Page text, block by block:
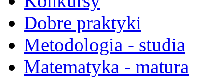
Dobre praktyki
Metodologia - studia
Matematyka - matura